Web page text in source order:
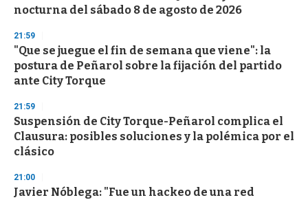
o
d
s
nocturna del sábado 8 de agosto de 2026
21:59
"Que se juegue el fin de semana que viene": la
postura de Peñarol sobre la fijación del partido
ante City Torque
21:59
Suspensión de City Torque-Peñarol complica el
Clausura: posibles soluciones y la polémica por el
clásico
21:00
Javier Nóblega: "Fue un hackeo de una red